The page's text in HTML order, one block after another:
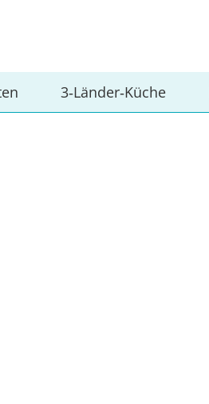
3‑Länder‑Küche